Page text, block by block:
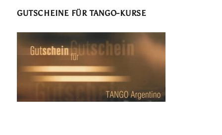
GUTSCHEINE FÜR TANGO-KURSE